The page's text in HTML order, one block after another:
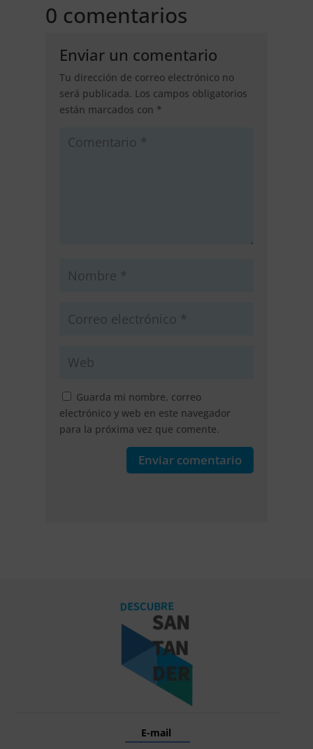
0 comentarios
Enviar un comentario
Tu dirección de correo electrónico no
será publicada. Los campos obligatorios
están marcados con *
Guarda mi nombre, correo
electrónico y web en este navegador
para la próxima vez que comente.
Enviar comentario
E-mail